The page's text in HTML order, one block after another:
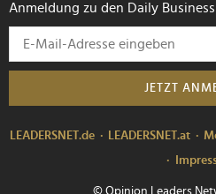
Anmeldung zu den Daily
JETZT
LEADERSNET.de LEADERSNET.at